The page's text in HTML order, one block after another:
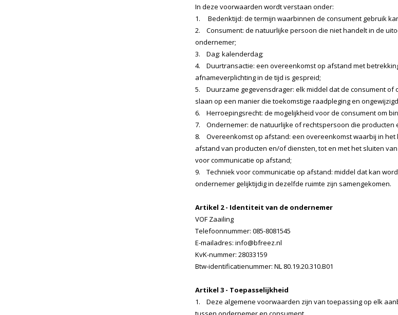
In deze voorwaarden wordt verstaan onder:
1. Bedenktijd: de termijn waarbinnen de consument gebruik
2. Consument: de natuurlijke persoon die niet handelt in de
ondernemer;
3. Dag: kalenderdag;
4. Duurtransactie: een overeenkomst op afstand met
afnameverplichting in de tijd is gespreid;
5. Duurzame gegevensdrager: elk middel dat de consument of
slaan op een manier die toekomstige raadpleging en
6. Herroepingsrecht: de mogelijkheid voor de consument om
7. Ondernemer: de natuurlijke of rechtspersoon die
8. Overeenkomst op afstand: een overeenkomst waarbij in
afstand van producten en/of diensten, tot en met het sluiten
voor communicatie op afstand;
9. Techniek voor communicatie op afstand: middel dat kan
ondernemer gelijktijdig in dezelfde ruimte zijn samengekomen.
Artikel 2 - Identiteit van de ondernemer
VOF Zaailing
Telefoonnummer: 085-8081545
E-mailadres: info@bfreez.nl
KvK-nummer: 28033159
Btw-identificatienummer: NL 80.19.20.310.B01
Artikel 3 - Toepasselijkheid
1. Deze algemene voorwaarden zijn van toepassing op elk